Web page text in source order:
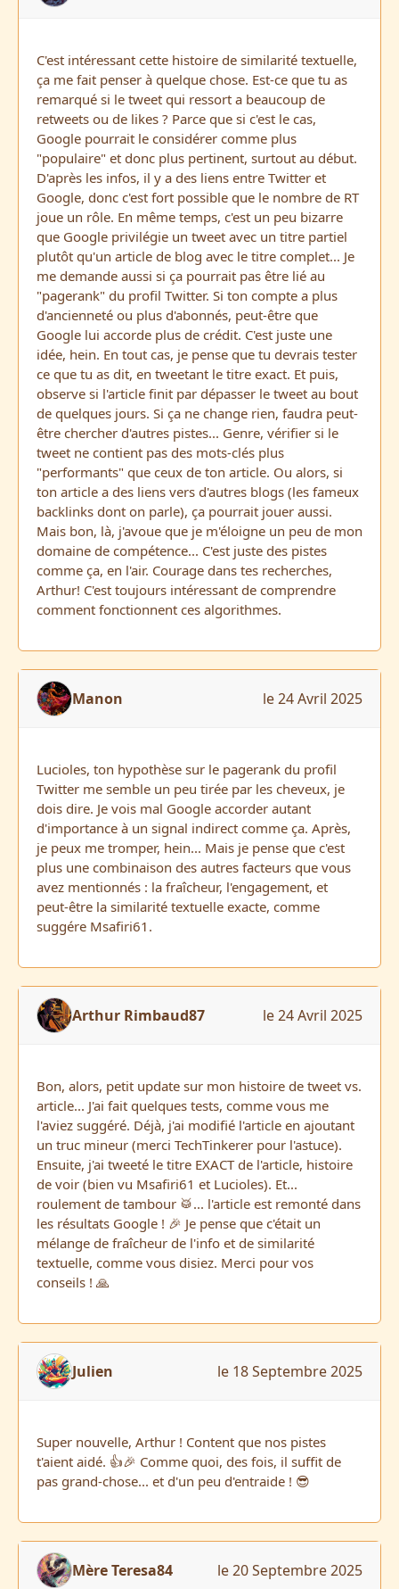
C'est intéressant cette histoire de similarité textuelle,
ça me fait penser à quelque chose. Est-ce que tu as
remarqué si le tweet qui ressort a beaucoup de
retweets ou de likes ? Parce que si c'est le cas,
Google pourrait le considérer comme plus
"populaire" et donc plus pertinent, surtout au début.
D'après les infos, il y a des liens entre Twitter et
Google, donc c'est fort possible que le nombre de RT
joue un rôle. En même temps, c'est un peu bizarre
que Google privilégie un tweet avec un titre partiel
plutôt qu'un article de blog avec le titre complet... Je
me demande aussi si ça pourrait pas être lié au
"pagerank" du profil Twitter. Si ton compte a plus
d'ancienneté ou plus d'abonnés, peut-être que
Google lui accorde plus de crédit. C'est juste une
idée, hein. En tout cas, je pense que tu devrais tester
ce que tu as dit, en tweetant le titre exact. Et puis,
observe si l'article finit par dépasser le tweet au bout
de quelques jours. Si ça ne change rien, faudra peut-
être chercher d'autres pistes... Genre, vérifier si le
tweet ne contient pas des mots-clés plus
"performants" que ceux de ton article. Ou alors, si
ton article a des liens vers d'autres blogs (les fameux
backlinks dont on parle), ça pourrait jouer aussi.
Mais bon, là, j'avoue que je m'éloigne un peu de mon
domaine de compétence... C'est juste des pistes
comme ça, en l'air. Courage dans tes recherches,
Arthur! C'est toujours intéressant de comprendre
comment fonctionnent ces algorithmes.
Manon le 24 Avril 2025
Lucioles, ton hypothèse sur le pagerank du profil
Twitter me semble un peu tirée par les cheveux, je
dois dire. Je vois mal Google accorder autant
d'importance à un signal indirect comme ça. Après,
je peux me tromper, hein... Mais je pense que c'est
plus une combinaison des autres facteurs que vous
avez mentionnés : la fraîcheur, l'engagement, et
peut-être la similarité textuelle exacte, comme
suggére Msafiri61.
Arthur Rimbaud87 le 24 Avril 2025
Bon, alors, petit update sur mon histoire de tweet vs.
article... J'ai fait quelques tests, comme vous me
l'aviez suggéré. Déjà, j'ai modifié l'article en ajoutant
un truc mineur (merci TechTinkerer pour l'astuce).
Ensuite, j'ai tweeté le titre EXACT de l'article, histoire
de voir (bien vu Msafiri61 et Lucioles). Et...
roulement de tambour 🥁... l'article est remonté dans
les résultats Google ! 🎉 Je pense que c'était un
mélange de fraîcheur de l'info et de similarité
textuelle, comme vous disiez. Merci pour vos
conseils ! 🙏
Julien le 18 Septembre 2025
Super nouvelle, Arthur ! Content que nos pistes
t'aient aidé. 👍🎉 Comme quoi, des fois, il suffit de
pas grand-chose... et d'un peu d'entraide ! 😎
Mère Teresa84 le 20 Septembre 2025